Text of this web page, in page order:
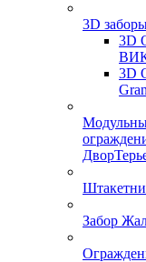
3D
3D
3D
Забор